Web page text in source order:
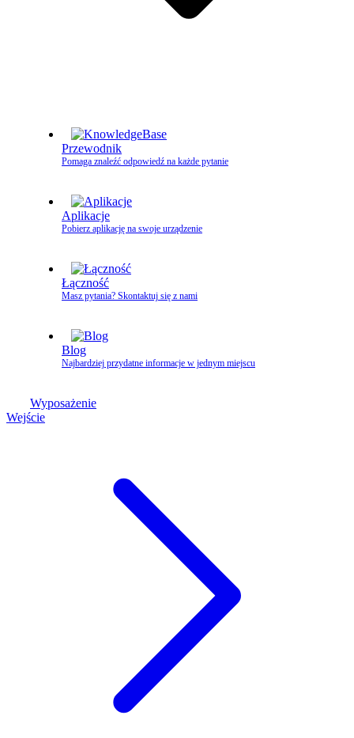
Przewodnik
Pomaga znaleźć odpowiedź na każde pytanie
Aplikacje
Pobierz aplikację na swoje urządzenie
Łączność
Masz pytania? Skontaktuj się z nami
Blog
Najbardziej przydatne informacje w jednym miejscu
Wyposażenie
Wejście